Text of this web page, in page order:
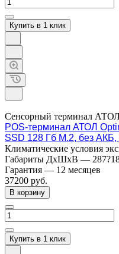
Купить в 1 клик
Сенсорный терминал
POS-терминал АТОЛ
SSD 128 Гб M.2, без
Климатические условия
Габариты ДхШхВ —
Гарантия — 12 месяцев
37200 руб.
В корзину
Купить в 1 клик